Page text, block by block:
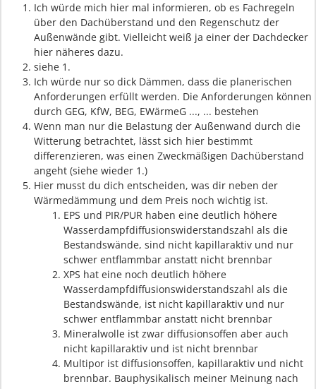
Ich würde mich hier mal informieren, ob es Fachregeln
über den Dachüberstand und den Regenschutz der
Außenwände gibt. Vielleicht weiß ja einer der Dachdecker
hier näheres dazu.
siehe 1.
Ich würde nur so dick Dämmen, dass die planerischen
Anforderungen erfüllt werden. Die Anforderungen können
durch GEG, KfW, BEG, EWärmeG ..., ... bestehen
Wenn man nur die Belastung der Außenwand durch die
Witterung betrachtet, lässt sich hier bestimmt
differenzieren, was einen Zweckmäßigen Dachüberstand
angeht (siehe wieder 1.)
Hier musst du dich entscheiden, was dir neben der
Wärmedämmung und dem Preis noch wichtig ist.
EPS und PIR/PUR haben eine deutlich höhere
Wasserdampfdiffusionswiderstandszahl als die
Bestandswände, sind nicht kapillaraktiv und nur
schwer entflammbar anstatt nicht brennbar
XPS hat eine noch deutlich höhere
Wasserdampfdiffusionswiderstandszahl als die
Bestandswände, ist nicht kapillaraktiv und nur
schwer entflammbar anstatt nicht brennbar
Mineralwolle ist zwar diffusionsoffen aber auch
nicht kapillaraktiv und ist nicht brennbar
Multipor ist diffusionsoffen, kapillaraktiv und nicht
brennbar. Bauphysikalisch meiner Meinung nach